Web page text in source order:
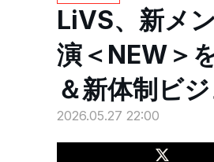
LiVS、新メ
演＜NEW＞
＆新体制ビ
2026.05.27 22:00